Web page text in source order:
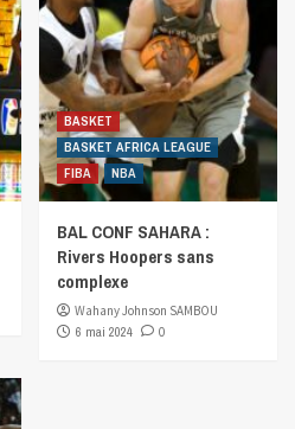
BASKET
BASKET AFRICA LEAGUE
FIBA
NBA
BAL CONF SAHARA :
Rivers Hoopers sans
complexe
Wahany Johnson SAMBOU
6 mai 2024
0